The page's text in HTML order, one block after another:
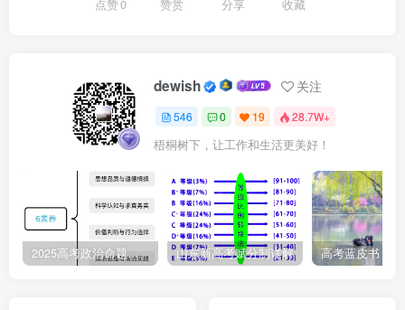
在复习阶段应该如何对待考试呢？如果只提一个建议的
话，那就是要多思考。
我们每天被各种各样的作业、考试、课堂所包围，很多
时候其实是像赶鸭子上架一样，缺少了对于一些重要事情的
反思。
考试不是为了得出一个分数，得到一个排名，而是找出
点赞0 赞赏 分享 收藏
dewish 关注
546 0 19 28.7W+
梧桐树下，让工作和生活更美好！
2025高考政治命题纲要解读 山东新高考赋分制详解